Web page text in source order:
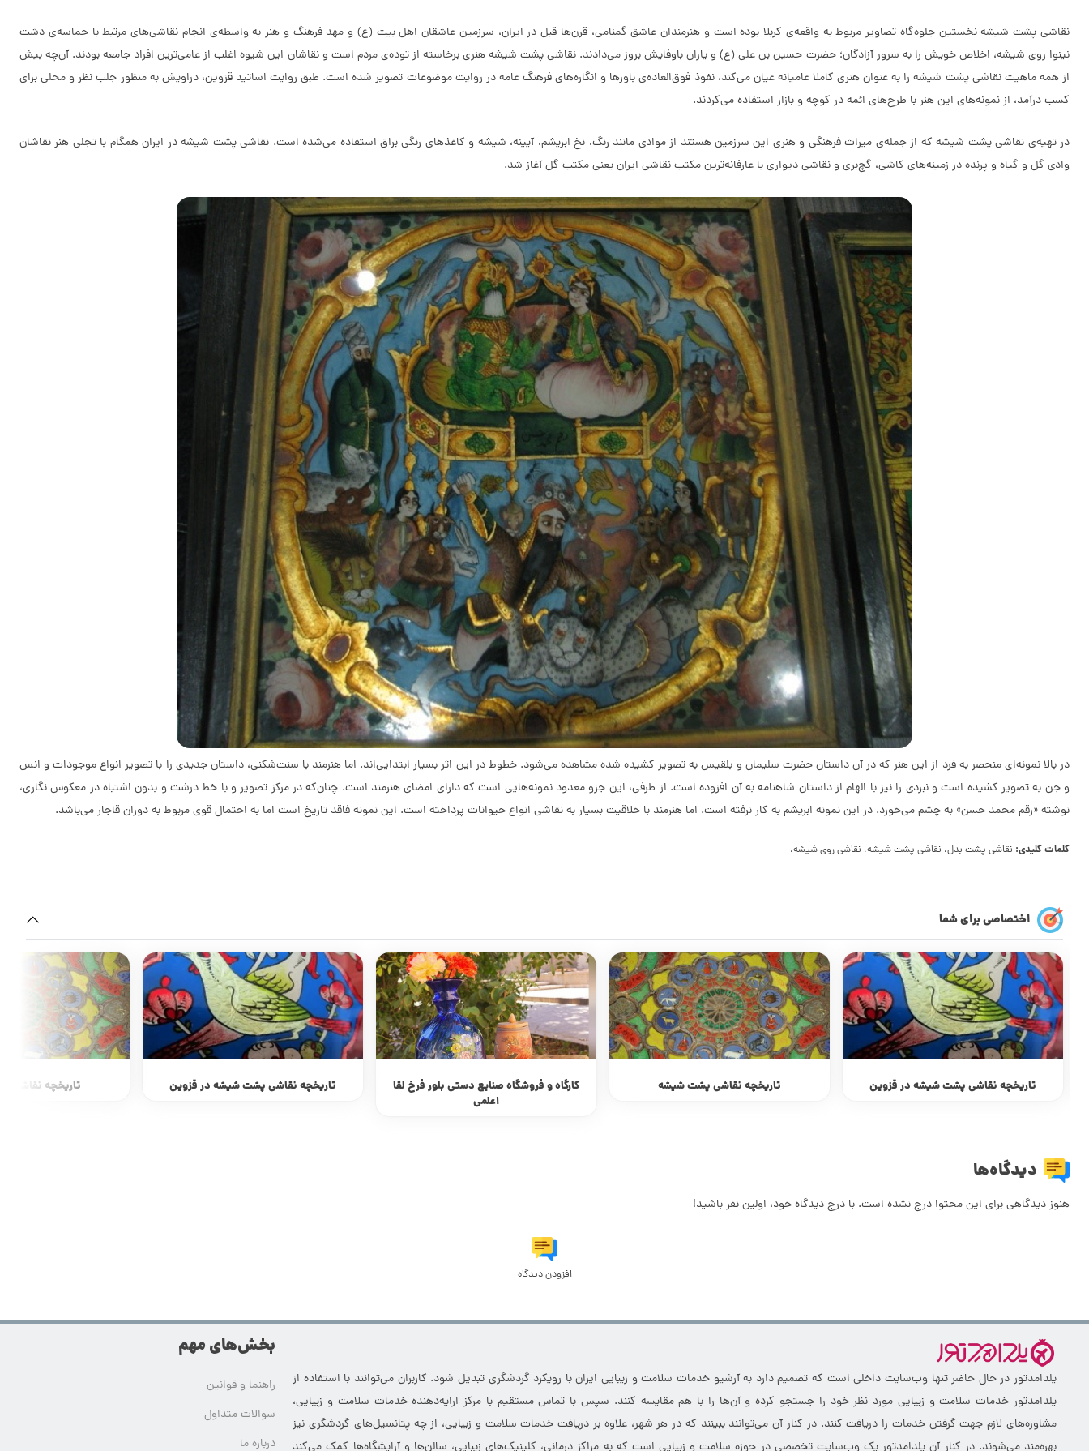
نقاشی پشت شیشه نخستین جلوه‌گاه تصاویر مربوط به واقعه‌ی کربلا بوده است و هنرمندان عاشق گمنامی، قرن‌ها قبل در ایران، سرزمین عاشقان اهل بیت (ع) و مهد فرهنگ و هنر به واسطه‌ی انجام نقاشی‌های مرتبط با حماسه‌ی دشت
نینوا روی شیشه، اخلاص خویش را به سرور آزادگان؛ حضرت حسین بن علی (ع) و یاران باوفایش بروز می‌‌دادند. نقاشی پشت شیشه هنری برخاسته از توده‌ی مردم است و نقاشان این شیوه اغلب از عامی‌ترین افراد جامعه بودند. آن‌چه بیش
از همه ماهیت نقاشی پشت شیشه را به عنوان هنری کاملا عامیانه عیان می‌کند، نفوذ فوق‌العاده‌ی باورها و انگاره‌های فرهنگ عامه در روایت موضوعات تصویر شده است. طبق روایت اساتید قزوین، دراویش به منظور جلب نظر و محلی برای
کسب درآمد، از نمونه‌های این هنر با طرح‌های ائمه در کوچه و بازار استفاده می‌کردند.
در تهیه‌ی نقاشی پشت شیشه که از جمله‌ی میراث فرهنگی و هنری این سرزمین هستند از موادی مانند رنگ، نخ ابریشم، آیینه، شیشه و کاغذهای رنگی براق استفاده می‌شده است. نقاشی پشت شیشه در ایران همگام با تجلی هنر نقاشان
وادی گل و گیاه و پرنده در زمینه‌های کاشی، گچ‌بری و نقاشی دیواری با عارفانه‌ترین مکتب نقاشی ایران یعنی مکتب گل آغاز شد.
در بالا نمونه‌ای منحصر به فرد از این هنر که در آن داستان حضرت سلیمان و بلقیس به تصویر کشیده شده مشاهده می‌شود. خطوط در این اثر بسیار ابتدایی‌اند. اما هنرمند با سنت‌شکنی، داستان جدیدی را با تصویر انواع موجودات و انس
و جن به تصویر کشیده است و نبردی را نیز با الهام از داستان شاهنامه به آن افزوده است. از طرفی، این جزو معدود نمونه‌هایی است که دارای امضای هنرمند است. چنان‌که در مرکز تصویر و با خط درشت و بدون اشتباه در معکوس نگاری،
نوشته «رقم محمد حسن» به چشم می‌خورد. در این نمونه ابریشم به کار نرفته است. اما هنرمند با خلاقیت بسیار به نقاشی انواع حیوانات پرداخته است. این نمونه فاقد تاریخ است اما به احتمال قوی مربوط به دوران قاجار می‌باشد.
کلمات کلیدی: نقاشى پشت بدل، نقاشی پشت شیشه، نقاشی روی شیشه،
اختصاصی برای شما
تاریخچه نقاشی پشت شیشه در قزوین تاریخچه نقاشی پشت شیشه
کارگاه و فروشگاه صنایع دستی بلور فرخ لقا
اعلمی
تاریخچه نقاشی پشت شیشه در قزوین تاریخچه نقاشی
دیدگاه‌ها
هنوز دیدگاهی برای این محتوا درج نشده است. با درج دیدگاه خود، اولین نفر باشید!
افزودن دیدگاه
یلدامدتور در حال حاضر تنها وب‌سایت داخلی است که تصمیم دارد به آرشیو خدمات سلامت و زیبایی ایران با رویکرد گردشگری تبدیل شود. کاربران می‌توانند با استفاده از
یلدامدتور خدمات سلامت و زیبایی مورد نظر خود را جستجو کرده و آن‌ها را با هم مقایسه کنند. سپس با تماس مستقیم با مرکز ارایه‌دهنده خدمات سلامت و زیبایی،
مشاوره‌های لازم جهت گرفتن خدمات را دریافت کنند. در کنار آن می‌توانند ببینند که در هر شهر، علاوه بر دریافت خدمات سلامت و زیبایی، از چه پتانسیل‌های گردشگری نیز
بخش‌های مهم
راهنما و قوانین
سوالات متداول
درباره ما